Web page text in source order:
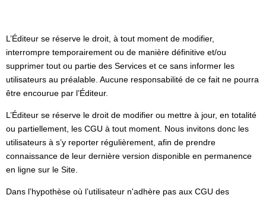
L’Éditeur se réserve le droit, à tout moment de modifier,
interrompre temporairement ou de manière définitive et/ou
supprimer tout ou partie des Services et ce sans informer les
utilisateurs au préalable. Aucune responsabilité de ce fait ne pourra
être encourue par l’Éditeur.
L’Éditeur se réserve le droit de modifier ou mettre à jour, en totalité
ou partiellement, les CGU à tout moment. Nous invitons donc les
utilisateurs à s’y reporter régulièrement, afin de prendre
connaissance de leur dernière version disponible en permanence
en ligne sur le Site.
Dans l’hypothèse où l’utilisateur n'adhère pas aux CGU des